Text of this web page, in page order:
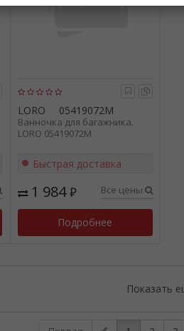
LORO 05419072M
Ванночка для багажника.
LORO 05419072M
Быстрая доставка
1 984₽ Все цены
Подробнее
Показать